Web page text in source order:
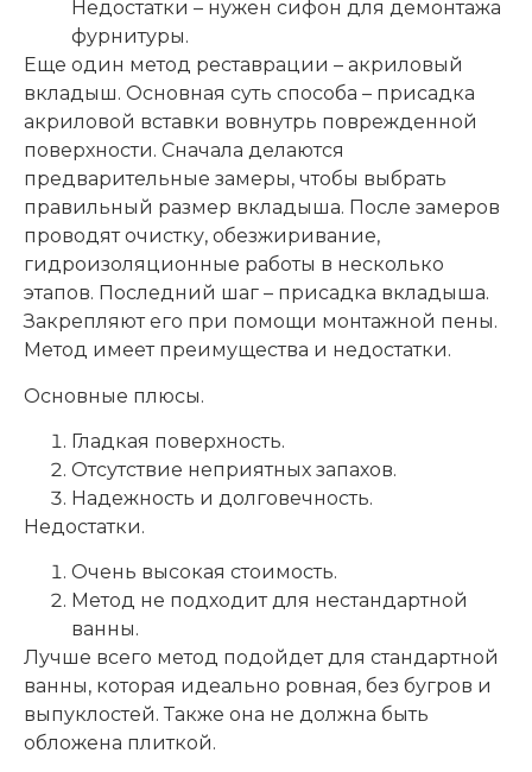
Недостатки – нужен сифон для демонтажа
фурнитуры.
Еще один метод реставрации – акриловый
вкладыш. Основная суть способа – присадка
акриловой вставки вовнутрь поврежденной
поверхности. Сначала делаются
предварительные замеры, чтобы выбрать
правильный размер вкладыша. После замеров
проводят очистку, обезжиривание,
гидроизоляционные работы в несколько
этапов. Последний шаг – присадка вкладыша.
Закрепляют его при помощи монтажной пены.
Метод имеет преимущества и недостатки.
Основные плюсы.
Гладкая поверхность.
Отсутствие неприятных запахов.
Надежность и долговечность.
Недостатки.
Очень высокая стоимость.
Метод не подходит для нестандартной
ванны.
Лучше всего метод подойдет для стандартной
ванны, которая идеально ровная, без бугров и
выпуклостей. Также она не должна быть
обложена плиткой.